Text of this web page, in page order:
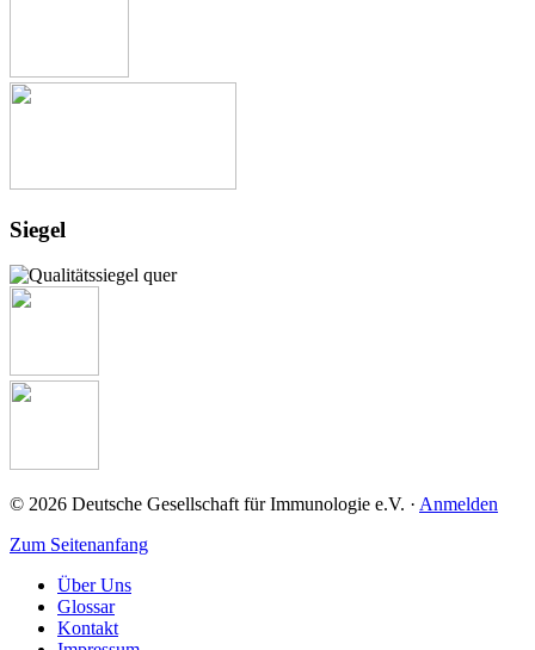
Siegel
© 2026 Deutsche Gesellschaft für Immunologie e.V. · Anmelden
Zum Seitenanfang
Über Uns
Glossar
Kontakt